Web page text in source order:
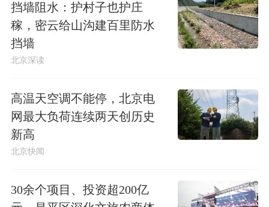
挡墙阻水：护村子也护庄
稼，密云给山沟建百里防水
挡墙
北京深读
高温天空调不能停，北京电
网最大负荷连续两天创历史
新高
北京快闻
30余个项目、投资超200亿